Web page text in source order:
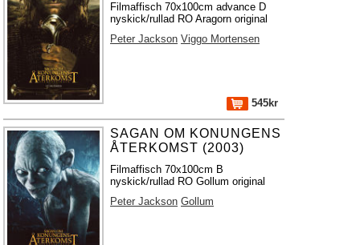
Filmaffisch 70x100cm advance D
nyskick/rullad RO Aragorn original
Peter Jackson Viggo Mortensen
545kr
SAGAN OM KONUNGENS
ÅTERKOMST (2003)
Filmaffisch 70x100cm B
nyskick/rullad RO Gollum original
Peter Jackson Gollum